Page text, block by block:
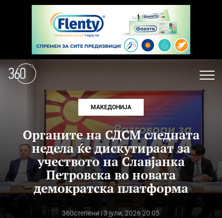
МАКЕДОНИЈА
Органите на СДСМ следната
недела ќе дискутираат за
учеството на Славјанка
Петровска во новата
демократска платформа
360степени | 3 јули, 2026 20:05